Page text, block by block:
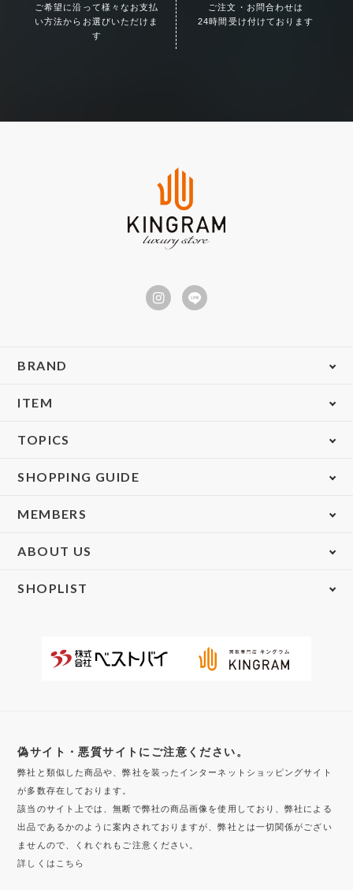
ご希望に沿って様々な お支払
い方法からお選びいただけま
す
ご注文・お問合わせは
24時間受け付けております
BRAND
ITEM
TOPICS
SHOPPING GUIDE
MEMBERS
ABOUT US
SHOPLIST
偽サイト・悪質サイトにご注意ください。
弊社と類似した商品や、弊社を装ったインターネットショッピングサイト
が多数存在しております。
該当のサイト上では、無断で弊社の商品画像を使用しており、弊社による
出品であるかのように案内されておりますが、弊社とは一切関係がござい
ませんので、くれぐれもご注意ください。
詳しくはこちら